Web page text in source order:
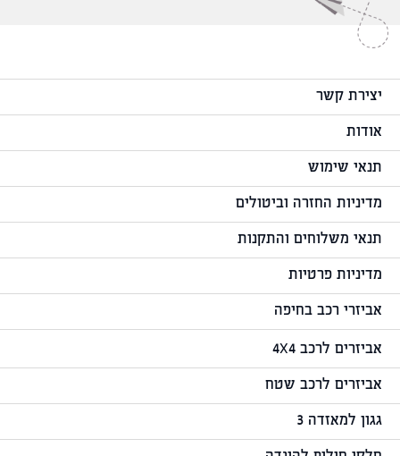
יצירת קשר
אודות
תנאי שימוש
מדיניות החזרה וביטולים
תנאי משלוחים והתקנות
מדיניות פרטיות
אביזרי רכב בחיפה
אביזרים לרכב 4X4
אביזרים לרכב שטח
גגון למאזדה 3